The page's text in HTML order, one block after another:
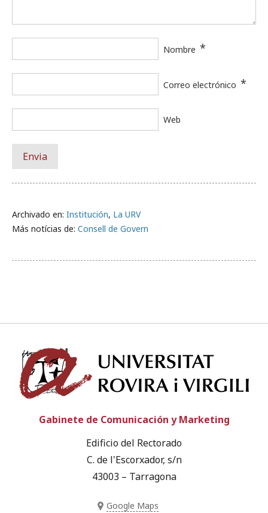
Archivado en: Institución, La URV
Más notícias de: Consell de Govern
Nombre *
Correo electrónico *
Web
Gabinete de Comunicación y Marketing
Edificio del Rectorado
C. de l'Escorxador, s/n
43003 – Tarragona
Google Maps